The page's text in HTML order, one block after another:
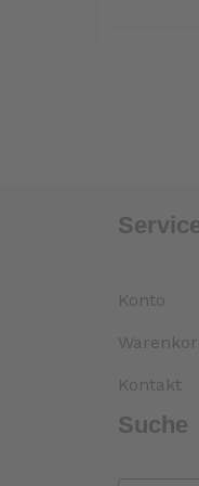
Konto
Kontakt
Suche